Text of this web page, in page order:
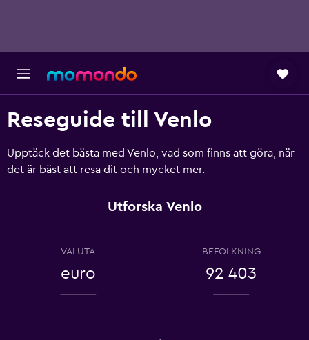
Reseguide till Venlo
Upptäck det bästa med Venlo, vad som finns att göra, när
det är bäst att resa dit och mycket mer.
Utforska Venlo
VALUTA
euro
BEFOLKNING
92 403